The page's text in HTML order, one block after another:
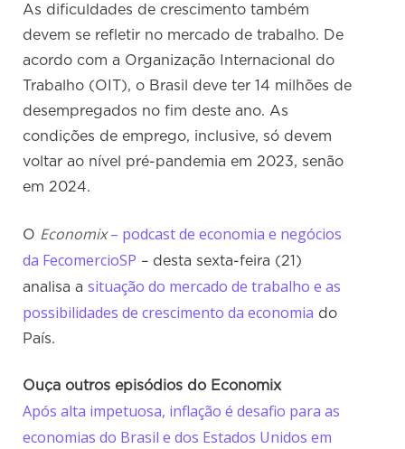
As dificuldades de crescimento também
devem se refletir no mercado de trabalho. De
acordo com a Organização Internacional do
Trabalho (OIT), o Brasil deve ter 14 milhões de
desempregados no fim deste ano. As
condições de emprego, inclusive, só devem
voltar ao nível pré-pandemia em 2023, senão
em 2024.
O Economix– podcast de economia e negócios
da FecomercioSP – desta sexta-feira (21)
analisa asituação do mercado de trabalho e as
possibilidades de crescimento da economia do
País.
Ouça outros episódios do Economix
Após alta impetuosa, inflação é desafio para as
economias do Brasil e dos Estados Unidos em